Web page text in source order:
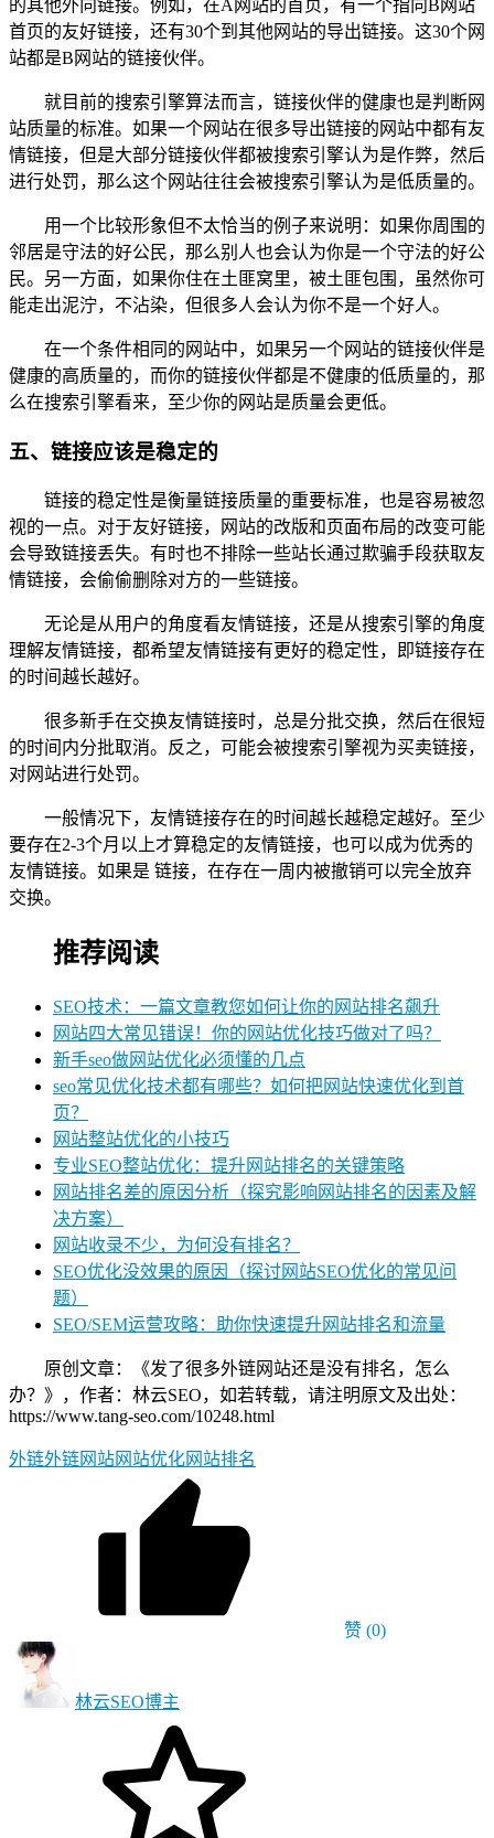
的其他外向链接。例如，在A网站的首页，有一个指向B网站
首页的友好链接，还有30个到其他网站的导出链接。这30个网
站都是B网站的链接伙伴。
就目前的搜索引擎算法而言，链接伙伴的健康也是判断网
站质量的标准。如果一个网站在很多导出链接的网站中都有友
情链接，但是大部分链接伙伴都被搜索引擎认为是作弊，然后
进行处罚，那么这个网站往往会被搜索引擎认为是低质量的。
用一个比较形象但不太恰当的例子来说明：如果你周围的
邻居是守法的好公民，那么别人也会认为你是一个守法的好公
民。另一方面，如果你住在土匪窝里，被土匪包围，虽然你可
能走出泥泞，不沾染，但很多人会认为你不是一个好人。
在一个条件相同的网站中，如果另一个网站的链接伙伴是
健康的高质量的，而你的链接伙伴都是不健康的低质量的，那
么在搜索引擎看来，至少你的网站是质量会更低。
五、链接应该是稳定的
链接的稳定性是衡量链接质量的重要标准，也是容易被忽
视的一点。对于友好链接，网站的改版和页面布局的改变可能
会导致链接丢失。有时也不排除一些站长通过欺骗手段获取友
情链接，会偷偷删除对方的一些链接。
无论是从用户的角度看友情链接，还是从搜索引擎的角度
理解友情链接，都希望友情链接有更好的稳定性，即链接存在
的时间越长越好。
很多新手在交换友情链接时，总是分批交换，然后在很短
的时间内分批取消。反之，可能会被搜索引擎视为买卖链接，
对网站进行处罚。
一般情况下，友情链接存在的时间越长越稳定越好。至少
要存在2-3个月以上才算稳定的友情链接，也可以成为优秀的
友情链接。如果是 链接，在存在一周内被撤销可以完全放弃
交换。
推荐阅读
SEO技术：一篇文章教您如何让你的网站排名飙升
网站四大常见错误！你的网站优化技巧做对了吗？
新手seo做网站优化必须懂的几点
seo常见优化技术都有哪些？如何把网站快速优化到首
页？
网站整站优化的小技巧
专业SEO整站优化：提升网站排名的关键策略
网站排名差的原因分析（探究影响网站排名的因素及解
决方案）
网站收录不少，为何没有排名？
SEO优化没效果的原因（探讨网站SEO优化的常见问
题）
SEO/SEM运营攻略：助你快速提升网站排名和流量
原创文章：《发了很多外链网站还是没有排名，怎么
办？》，作者：林云SEO，如若转载，请注明原文及出处：
https://www.tang-seo.com/10248.html
外链外链网站网站优化网站排名
赞 (0)
林云SEO博主